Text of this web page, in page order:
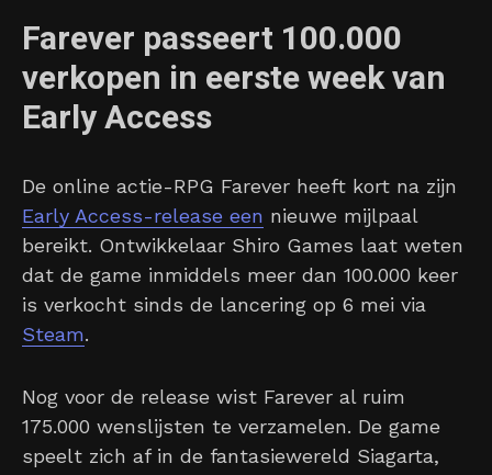
Farever passeert 100.000
verkopen in eerste week van
Early Access
De online actie-RPG Farever heeft kort na zijn
Early Access-release een nieuwe mijlpaal
bereikt. Ontwikkelaar Shiro Games laat weten
dat de game inmiddels meer dan 100.000 keer
is verkocht sinds de lancering op 6 mei via
Steam.
Nog voor de release wist Farever al ruim
175.000 wenslijsten te verzamelen. De game
speelt zich af in de fantasiewereld Siagarta,